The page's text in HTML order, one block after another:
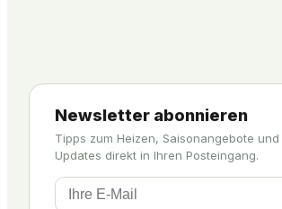
Newsletter abonnieren
Tipps zum Heizen, Saisonangebote
Updates direkt in Ihren Posteingang.